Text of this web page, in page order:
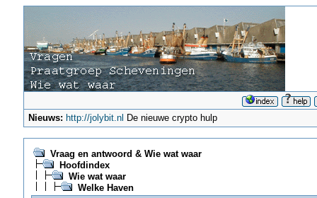
Nieuws: http://jolybit.nl De nieuwe crypto hulp
Vraag en antwoord & Wie wat waar
Hoofdindex
Wie wat waar
Welke Haven